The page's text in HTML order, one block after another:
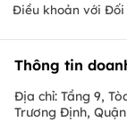
Điều khoản với
Thông tin
Địa chỉ: Tầng 9,
Trương Định,